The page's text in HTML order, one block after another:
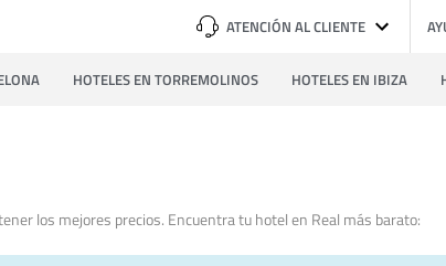
ATENCIÓN AL CLIENTE
HOTELES EN TORREMOLINOS HOTELES EN IBIZA
los mejores precios. Encuentra tu hotel en Real más barato: